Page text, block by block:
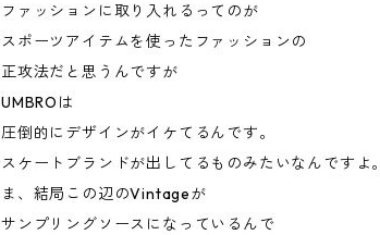
ファッションに取り入れるってのが
スポーツアイテムを使ったファッションの
正攻法だと思うんですが
UMBROは
圧倒的にデザインがイケてるんです。
スケートブランドが出してるものみたいなんですよ。
ま、結局この辺のVintageが
サンプリングソースになっているんで